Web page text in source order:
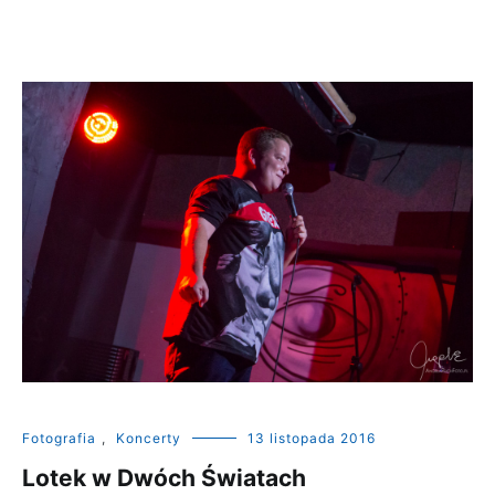
Fotografia , Koncerty 13 listopada 2016
Lotek w Dwóch Światach